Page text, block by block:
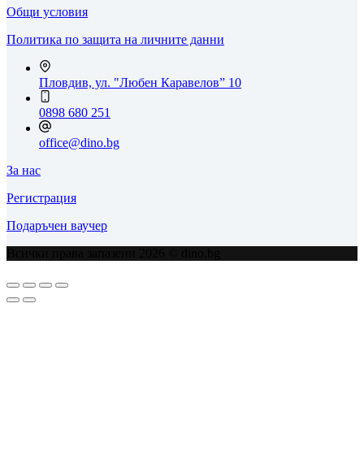
Общи условия
Политика по защита на личните данни
Пловдив, ул. "Любен Каравелов” 10
0898 680 251
office@dino.bg
За нас
Регистрация
Подаръчен ваучер